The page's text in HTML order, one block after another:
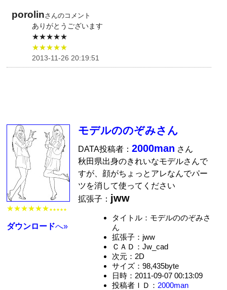
porolinさんのコメント
ありがとうございます
★★★★★
★★★★★
2013-11-26 20:19:51
★★★★★★ ★★★★★
ダウンロードへ»
モデルののぞみさん
DATA投稿者：2000man さん
秋田県出身のきれいなモデルさんで
すが、顔がちょっとアレなんでパー
ツを消して使ってください
拡張子： jww
タイトル：モデルののぞみさ
ん
拡張子：jww
ＣＡＤ：Jw_cad
次元：2D
サイズ：98,435byte
日時：2011-09-07 00:13:09
投稿者ＩＤ： 2000man